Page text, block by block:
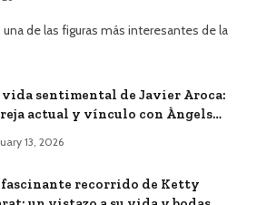
una de las figuras más interesantes de la
vida sentimental de Javier Aroca:
actual y vínculo con Àngels
13, 2026
fascinante recorrido de Ketty